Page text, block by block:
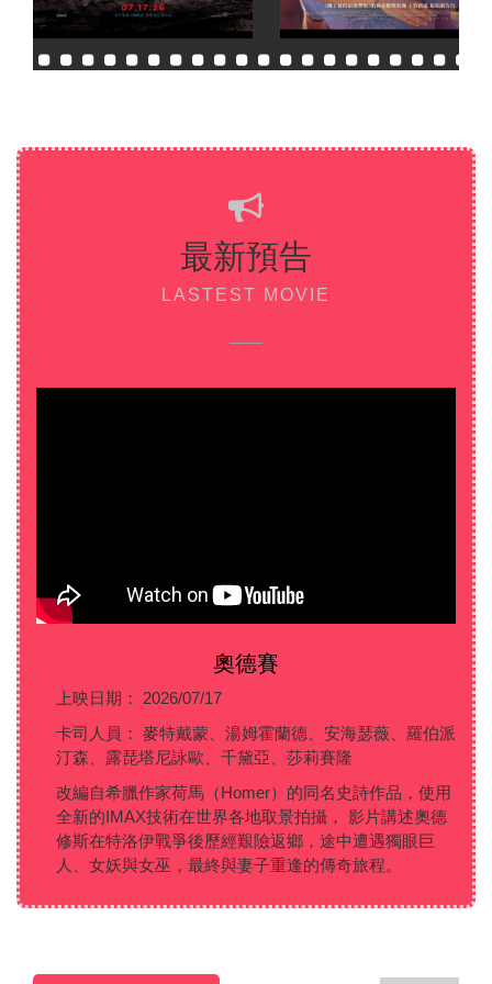
最新預告
LASTEST MOVIE
奧德賽
上映日期： 2026/07/17
卡司人員： 麥特戴蒙、湯姆霍蘭德、安海瑟薇、羅伯派
汀森、露琵塔尼詠歐、千黛亞、莎莉賽隆
改編自希臘作家荷馬（Homer）的同名史詩作品，使用
全新的IMAX技術在世界各地取景拍攝， 影片講述奧德
修斯在特洛伊戰爭後歷經艱險返鄉，途中遭遇獨眼巨
人、女妖與女巫，最終與妻子重逢的傳奇旅程。